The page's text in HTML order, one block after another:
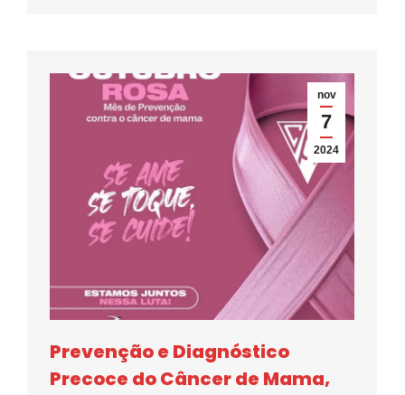
nov
7
2024
Prevenção e Diagnóstico
Precoce do Câncer de Mama,